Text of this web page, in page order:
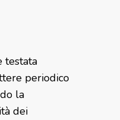
testata
periodico
la
dei